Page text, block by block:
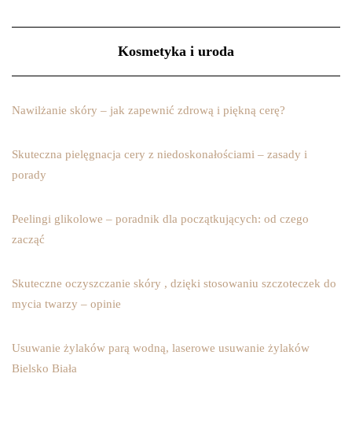
Kosmetyka i uroda
Nawilżanie skóry – jak zapewnić zdrową i piękną cerę?
Skuteczna pielęgnacja cery z niedoskonałościami – zasady i
porady
Peelingi glikolowe – poradnik dla początkujących: od czego
zacząć
Skuteczne oczyszczanie skóry , dzięki stosowaniu szczoteczek do
mycia twarzy – opinie
Usuwanie żylaków parą wodną, laserowe usuwanie żylaków
Bielsko Biała